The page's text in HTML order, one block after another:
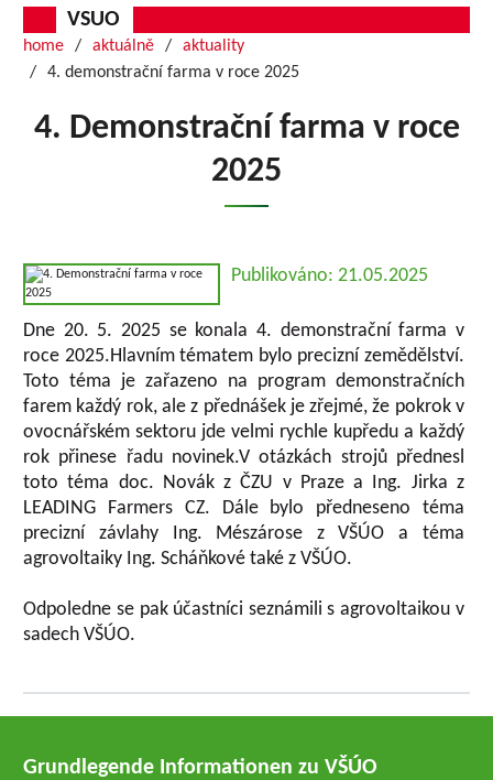
VSUO
home aktuálně
aktuality
4. demonstrační farma v roce 2025
4. Demonstrační farma v roce
2025
Publikováno: 21.05.2025
Dne 20. 5. 2025 se konala 4. demonstrační farma v
roce 2025.Hlavním tématem bylo precizní zemědělství.
Toto téma je zařazeno na program demonstračních
farem každý rok, ale z přednášek je zřejmé, že pokrok v
ovocnářském sektoru jde velmi rychle kupředu a každý
rok přinese řadu novinek.V otázkách strojů přednesl
toto téma doc. Novák z ČZU v Praze a Ing. Jirka z
LEADING Farmers CZ. Dále bylo předneseno téma
precizní závlahy Ing. Mészárose z VŠÚO a téma
agrovoltaiky Ing. Scháňkové také z VŠÚO.
Odpoledne se pak účastníci seznámili s agrovoltaikou v
sadech VŠÚO.
Grundlegende Informationen zu VŠÚO